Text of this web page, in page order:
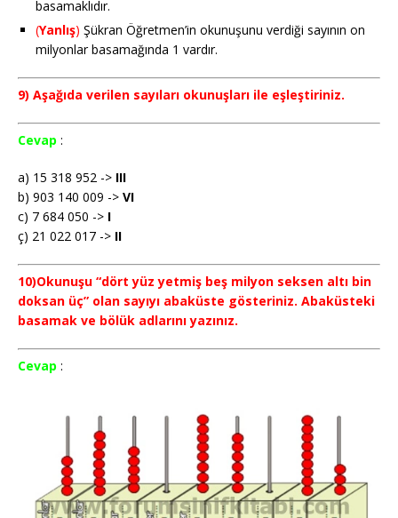
basamaklıdır.
(Yanlış) Şükran Öğretmen’in okunuşunu verdiği sayının on
milyonlar basamağında 1 vardır.
9) Aşağıda verilen sayıları okunuşları ile eşleştiriniz.
Cevap :
a) 15 318 952 -> III
b) 903 140 009 -> VI
c) 7 684 050 -> I
ç) 21 022 017 -> II
10)Okunuşu “dört yüz yetmiş beş milyon seksen altı bin
doksan üç” olan sayıyı abaküste gösteriniz. Abaküsteki
basamak ve bölük adlarını yazınız.
Cevap :